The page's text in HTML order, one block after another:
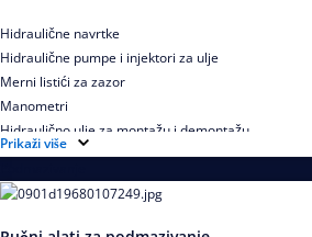
Hidraulične navrtke
Hidraulične pumpe i injektori za ulje
Merni listići za zazor
Manometri
Hidraulično ulje za montažu i demontažu
Prikaži više